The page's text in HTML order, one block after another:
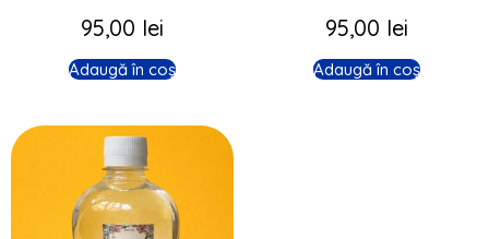
95,00 lei
Adaugă în coș
95,00 lei
Adaugă în coș